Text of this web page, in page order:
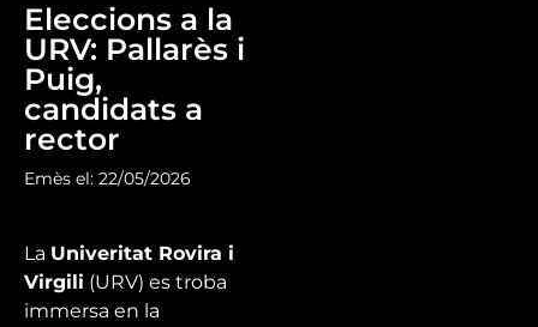
Eleccions a la
URV: Pallarès i
Puig,
candidats a
rector
Emès el: 22/05/2026
La Univeritat Rovira i
Virgili (URV) es troba
immersa en la